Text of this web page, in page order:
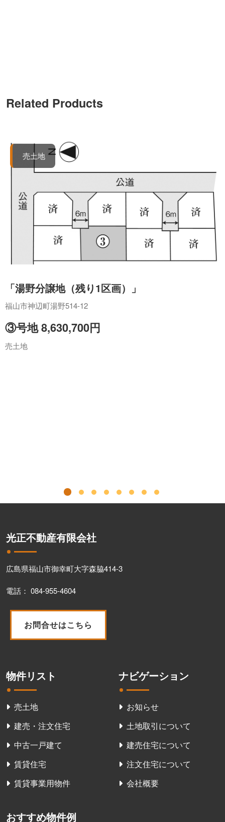
Related Products
売土地
「湯野分譲地（残り1区画）」
福山市神辺町湯野514-12
③号地 8,630,700円
売土地
光正不動産有限会社
広島県福山市御幸町大字森脇414-3
電話： 084-955-4604
お問合せはこちら
物件リスト
売土地
建売・注文住宅
中古一戸建て
賃貸住宅
賃貸事業用物件
ナビゲーション
お知らせ
土地取引について
建売住宅について
注文住宅について
会社概要
おすすめ物件例